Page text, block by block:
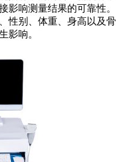
影响测量结果的可靠性。
性别、体重、身高以及骨
影响。